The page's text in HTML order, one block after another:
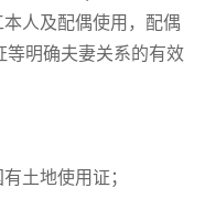
人及配偶使用，配偶
等明确夫妻关系的有效
土地使用证；